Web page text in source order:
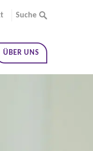
Suche
ÜBER UNS